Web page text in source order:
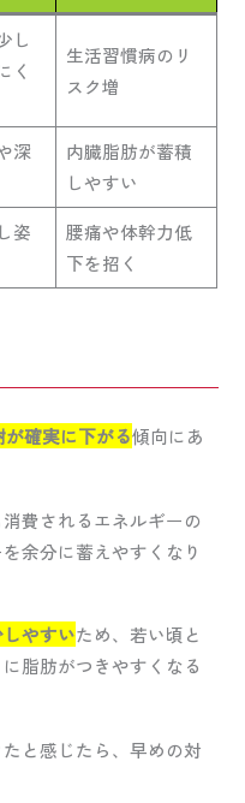
し
く
生活習慣病のリ
スク増
深
内臓脂肪が蓄積
しやすい
姿
腰痛や体幹力低
下を招く
が確実に下がる傾向にあ
費されるエネルギーの
余分に蓄えやすくなり
やすいため、若い頃と
脂肪がつきやすくなる
と感じたら、早めの対